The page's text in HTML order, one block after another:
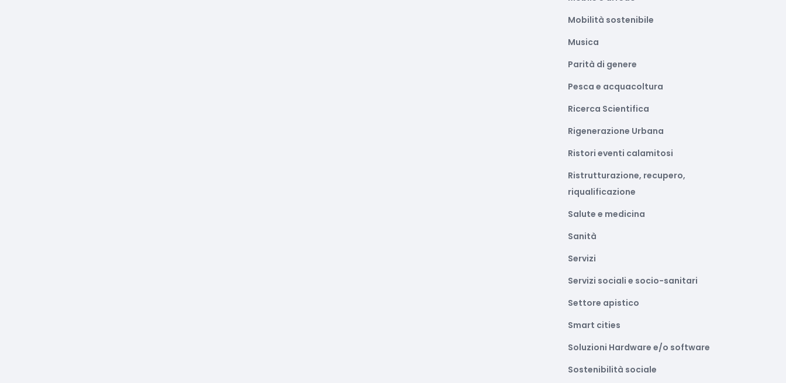
Mobilità sostenibile
Musica
Parità di genere
Pesca e acquacoltura
Ricerca Scientifica
Rigenerazione Urbana
Ristori eventi calamitosi
Ristrutturazione, recupero,
riqualificazione
Salute e medicina
Sanità
Servizi
Servizi sociali e socio-sanitari
Settore apistico
Smart cities
Soluzioni Hardware e/o software
Sostenibilità sociale